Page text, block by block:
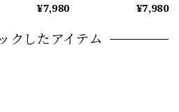
¥7,980 ¥7,980
クしたアイテム